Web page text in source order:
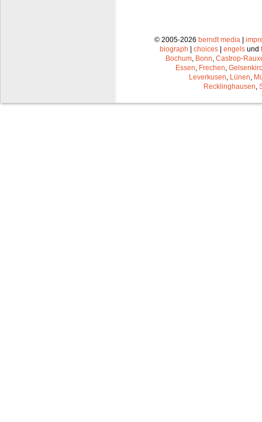
© 2005-2026 berndt media |
biograph | choices | engels und
Bochum Bonn Castrop-
Essen Frechen
Leverkusen Lünen
Recklinghausen